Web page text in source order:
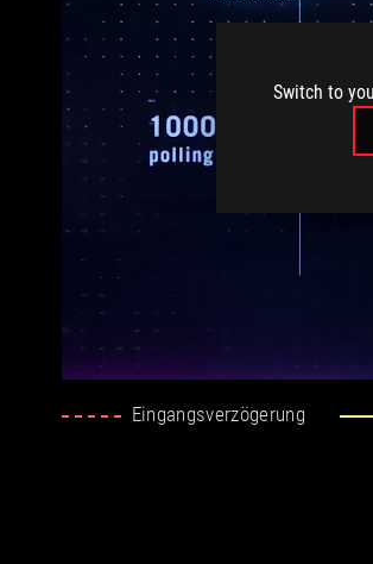
Switch to
Eingangsverzögerung